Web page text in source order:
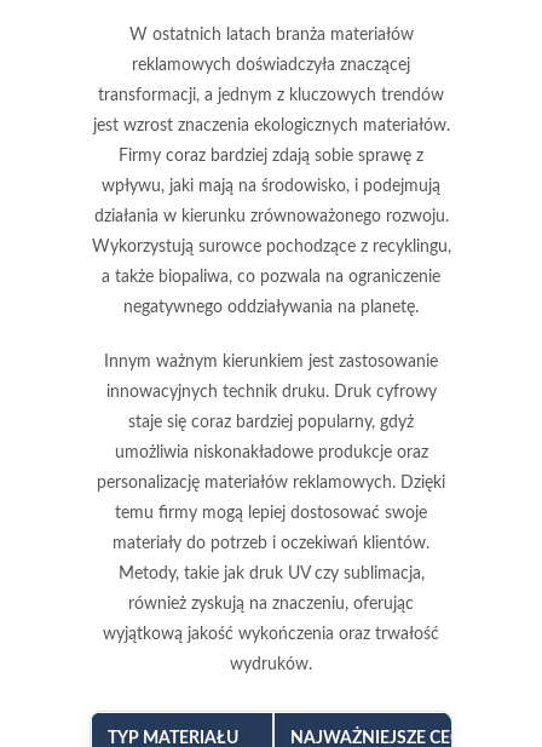
W ostatnich latach branża materiałów
reklamowych doświadczyła znaczącej
transformacji, a jednym z kluczowych trendów
jest wzrost znaczenia ekologicznych materiałów.
Firmy coraz bardziej zdają sobie sprawę z
wpływu, jaki mają na środowisko, i podejmują
działania w kierunku zrównoważonego rozwoju.
Wykorzystują surowce pochodzące z recyklingu,
a także biopaliwa, co pozwala na ograniczenie
negatywnego oddziaływania na planetę.
Innym ważnym kierunkiem jest zastosowanie
innowacyjnych technik druku. Druk cyfrowy
staje się coraz bardziej popularny, gdyż
umożliwia niskonakładowe produkcje oraz
personalizację materiałów reklamowych. Dzięki
temu firmy mogą lepiej dostosować swoje
materiały do potrzeb i oczekiwań klientów.
Metody, takie jak druk UV czy sublimacja,
również zyskują na znaczeniu, oferując
wyjątkową jakość wykończenia oraz trwałość
wydruków.
TYP MATERIAŁU NAJWAŻNIEJSZE CECHY